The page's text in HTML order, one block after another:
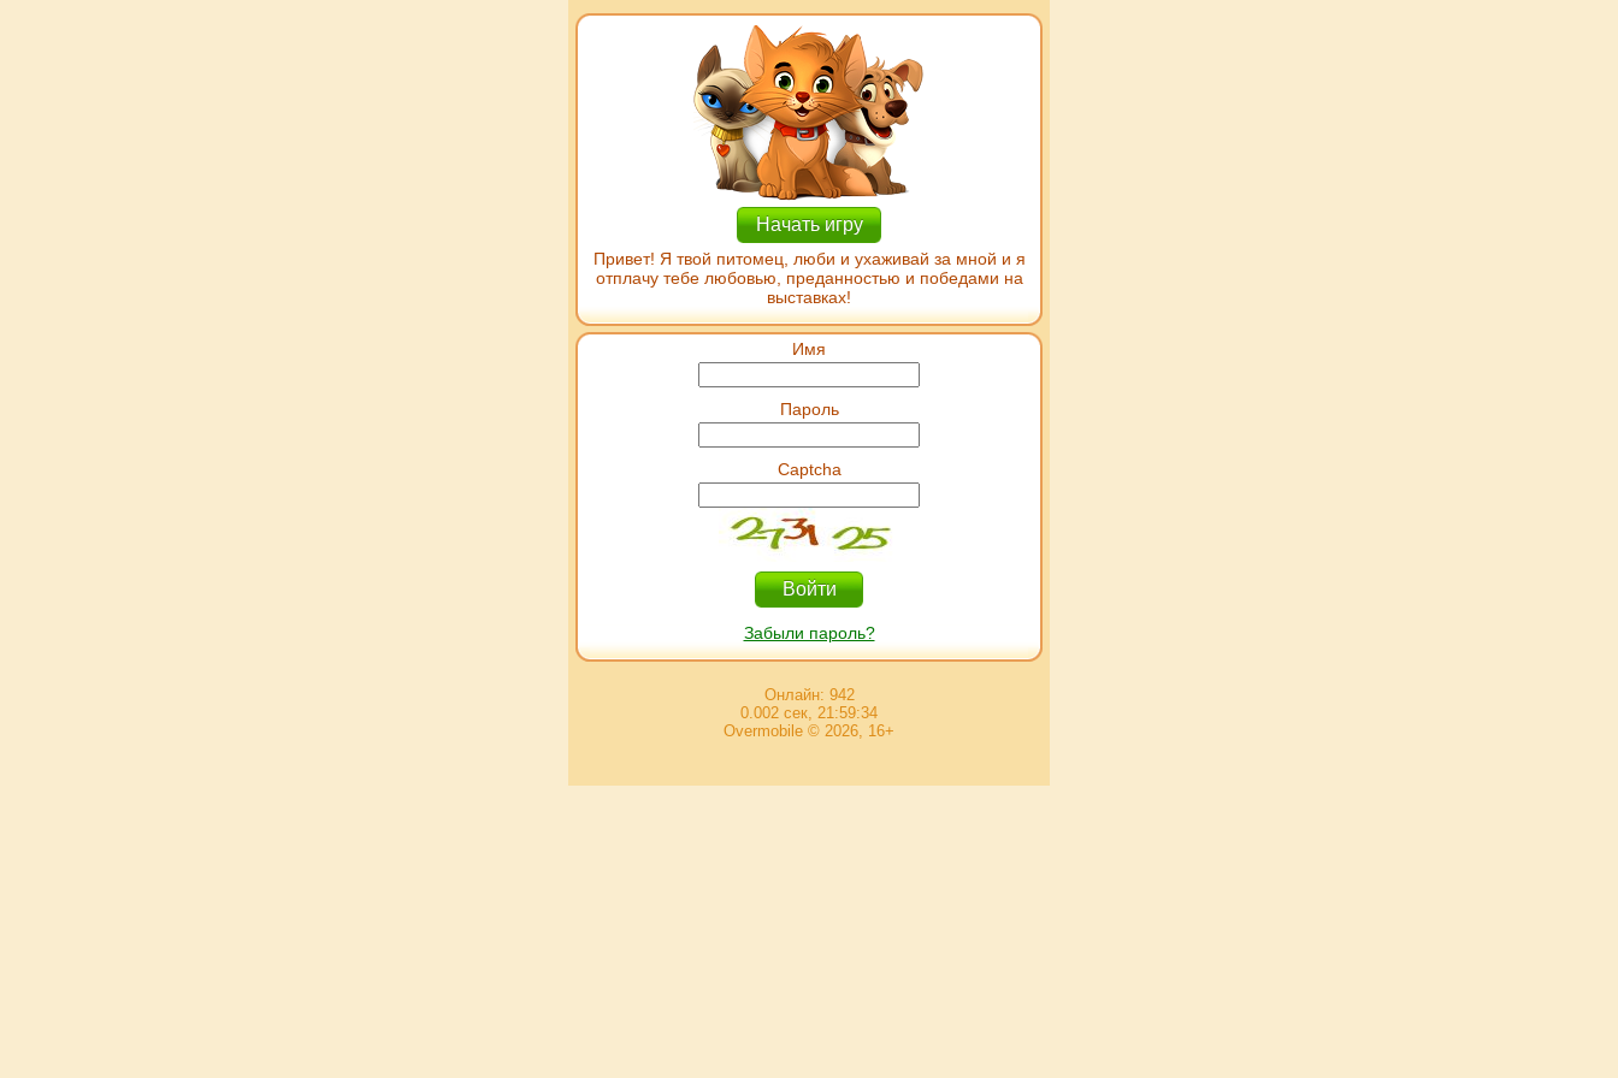
Начать игру
Привет! Я твой питомец, люби и ухаживай за мной и я
отплачу тебе любовью, преданностью и победами на
выставках!
Имя
Пароль
Captcha
Забыли пароль?
Онлайн: 942
0.002 сек, 21:59:34
Overmobile © 2026, 16+